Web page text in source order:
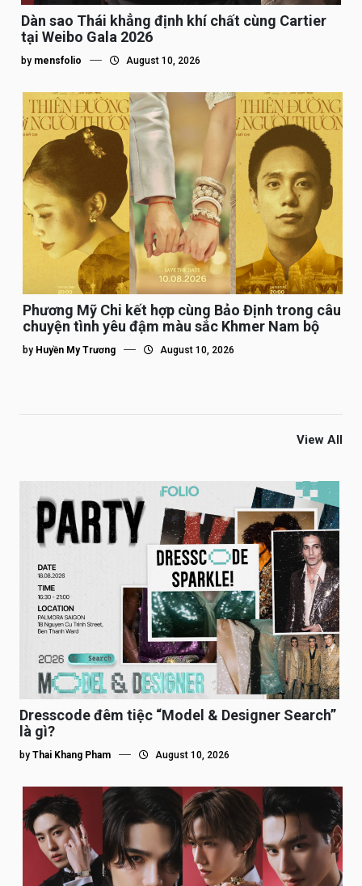
Dàn sao Thái khẳng định khí chất cùng Cartier
tại Weibo Gala 2026
by mensfolio August 10, 2026
Phương Mỹ Chi kết hợp cùng Bảo Định trong câu
chuyện tình yêu đậm màu sắc Khmer Nam bộ
by Huyền My Trương August 10, 2026
View All
Dresscode đêm tiệc “Model & Designer Search”
là gì?
by Thai Khang Pham August 10, 2026